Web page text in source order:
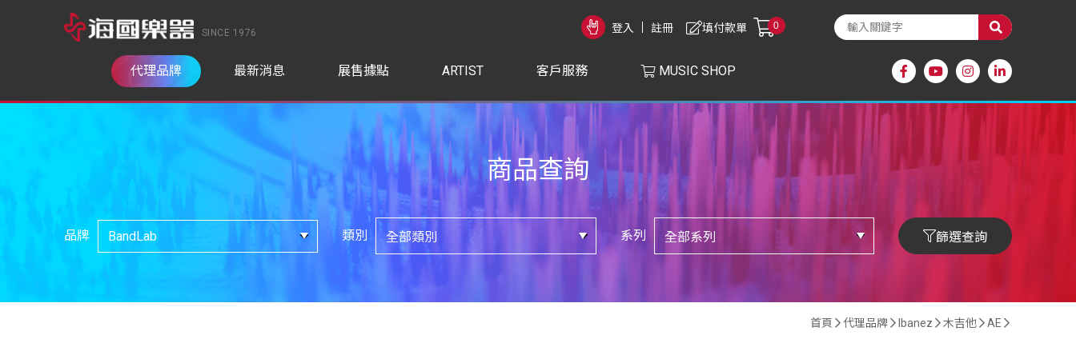
SINCE 1976 登入 註冊 0
填付款單
代理品牌 最新消息 展售據點 ARTIST 客戶服務 MUSIC SHOP
商品查詢
品牌 類別 系列 篩選查詢
首頁 代理品牌 Ibanez 木吉他 AE